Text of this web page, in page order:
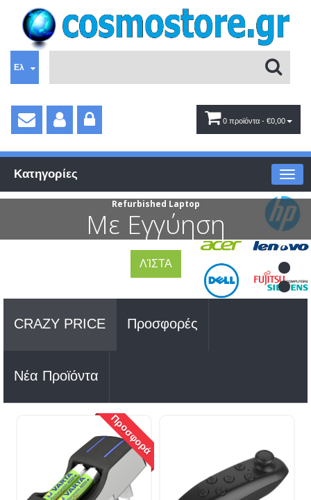
Ελ
0 προϊόντα - €0,00
Κατηγορίες
Refurbished Laptop
Με Εγγύηση
ΛΊΣΤΑ
CRAZY PRICE Προσφορές
Νέα Προϊόντα
Προσφορά